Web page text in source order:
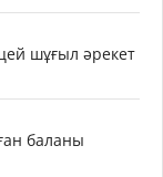
шұғыл әрекет
баланы